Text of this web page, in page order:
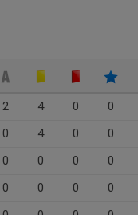
2 4 0 0
0 4 0 0
0 0 0 0
0 0 0 0